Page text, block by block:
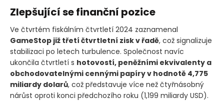
Zlepšující se finanční pozice
Ve čtvrtém fiskálním čtvrtletí 2024 zaznamenal
GameStop již třetí čtvrtletní zisk v řadě, což signalizuje
stabilizaci po letech turbulence. Společnost navíc
ukončila čtvrtletí s hotovostí, peněžními ekvivalenty a
obchodovatelnými cennými papíry v hodnotě 4,775
miliardy dolarů, což představuje více než čtyřnásobný
nárůst oproti konci předchozího roku (1,199 miliardy USD).